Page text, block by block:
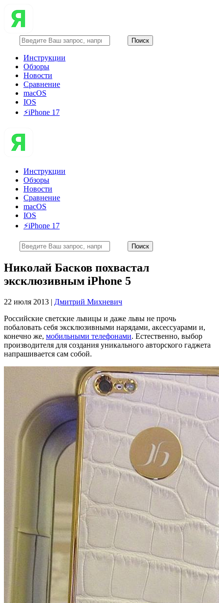
Инструкции
Обзоры
Новости
Сравнение
macOS
IOS
⚡️iPhone 17
Инструкции
Обзоры
Новости
Сравнение
macOS
IOS
⚡️iPhone 17
Николай Басков похвастал
эксклюзивным iPhone 5
22 июля 2013 | Дмитрий Михневич
Российские светские львицы и даже львы не прочь
побаловать себя эксклюзивными нарядами, аксессуарами и,
конечно же, мобильными телефонами. Естественно, выбор
производителя для создания уникального авторского гаджета
напрашивается сам собой.